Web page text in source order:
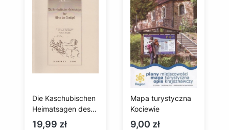
Die Kaschubischen
Heimatsagen des
Alexander Treichel
Cena
19,99 zł
Mapa turystyczna
Kociewie
Cena
9,00 zł